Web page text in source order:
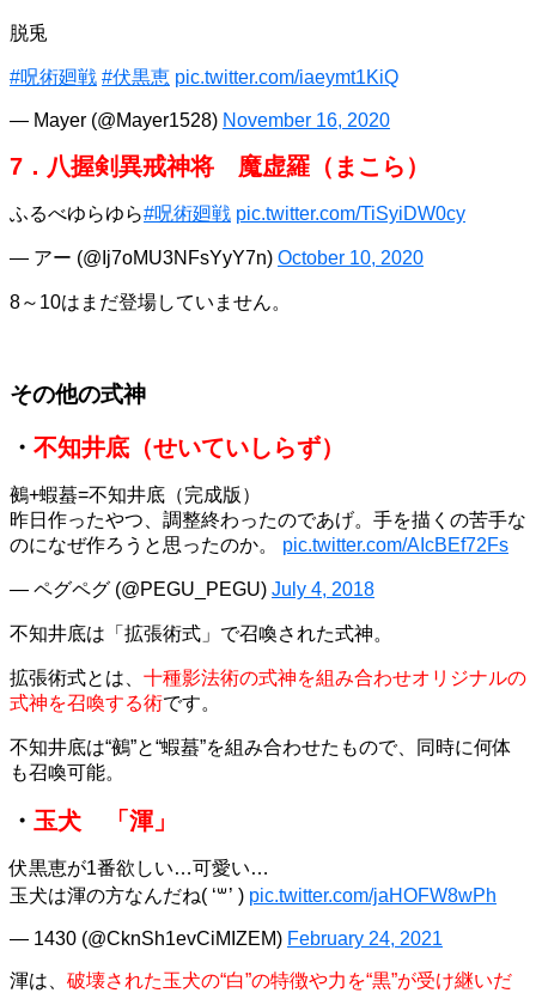
脱兎
#呪術廻戦 #伏黒恵 pic.twitter.com/iaeymt1KiQ
— Mayer (@Mayer1528) November 16, 2020
7．八握剣異戒神将 魔虚羅（まこら）
ふるべゆらゆら#呪術廻戦 pic.twitter.com/TiSyiDW0cy
— アー (@Ij7oMU3NFsYyY7n) October 10, 2020
8～10はまだ登場していません。
その他の式神
・ 不知井底（せいていしらず）
鵺+蝦蟇=不知井底（完成版）
昨日作ったやつ、調整終わったのであげ。手を描くの苦手な
のになぜ作ろうと思ったのか。 pic.twitter.com/AIcBEf72Fs
— ペグペグ (@PEGU_PEGU) July 4, 2018
不知井底は「拡張術式」で召喚された式神。
拡張術式とは、 十種影法術の式神を組み合わせオリジナルの
式神を召喚する術です。
不知井底は“鵺”と“蝦蟇”を組み合わせたもので、同時に何体
も召喚可能。
・ 玉犬 「渾」
伏黒恵が1番欲しい…可愛い…
玉犬は渾の方なんだね( ‘꒳​’ ) pic.twitter.com/jaHOFW8wPh
— 1430 (@CknSh1evCiMIZEM) February 24, 2021
渾は、 破壊された玉犬の“白”の特徴や力を“黒”が受け継いだ